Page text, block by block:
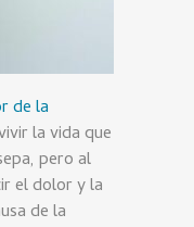
de la
la vida que
pero al
el dolor y la
de la